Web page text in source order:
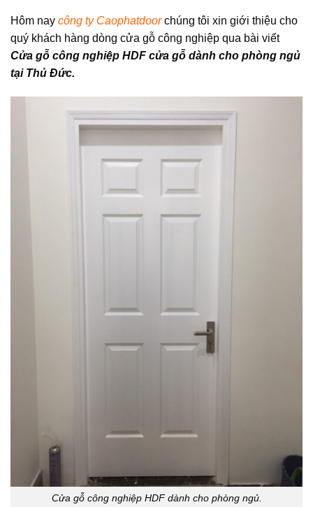
Hôm nay công ty Caophatdoorchúng tôi xin giới thiệu cho
quý khách hàng dòng cửa gỗ công nghiệp qua bài viết
Cửa gỗ công nghiệp HDF cửa gỗ dành cho phòng ngủ
tại Thủ Đức.
Cửa gỗ công nghiệp HDF dành cho phòng ngủ.